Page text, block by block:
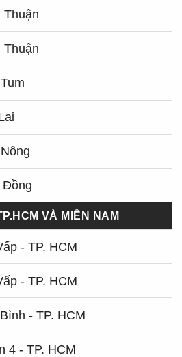
Thuận
Thuận
Đồng
VÀ MIỀN NAM
- TP. HCM
- TP. HCM
- TP. HCM
4 - TP. HCM